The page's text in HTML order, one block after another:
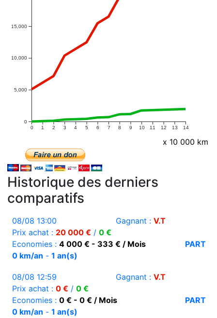
0 1 2 3 4 5 6 7 8 9 10 11 12 13 14
0
5,000
10,000
15,000
x 10 000 km
Historique des derniers
comparatifs
08/08 13:00 Gagnant : V.T
Prix achat : 20 000 € / 0 €
Economies : 4 000 € - 333 € / Mois
PART
0 km/an - 1 an(s)
08/08 12:59 Gagnant : V.T
Prix achat : 0 € / 0 €
Economies : 0 € - 0 € / Mois
PART
0 km/an - 1 an(s)